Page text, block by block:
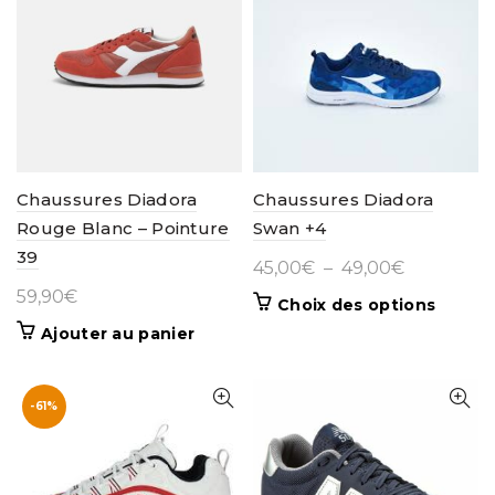
options
peuvent
être
produit
Chaussures Diadora
Rouge Blanc – Pointure
39
59,90€
Ajouter au panier
Chaussures Diadora
Swan +4
45,00€ – 49,00€Plage
49,00€
Choix des optionsCe
-61%